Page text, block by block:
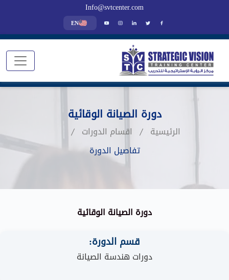
Info@svtcenter.com
EN
دورة الصيانة الوقائية
الرئيسية
اقسام الدورات
تفاصيل الدورة
دورة الصيانة الوقائية
قسم الدورة:
دورات هندسة الصيانة